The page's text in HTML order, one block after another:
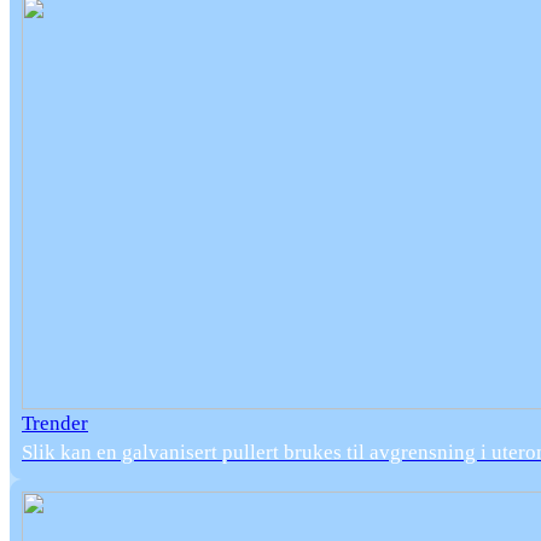
Trender
Slik kan en galvanisert pullert brukes til avgrensning i